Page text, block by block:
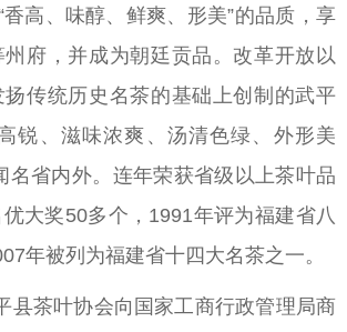
香高、味醇、鲜爽、形美”的品质，享
府，并成为朝廷贡品。改革开放以
传统历史名茶的基础上创制的武平
锐、滋味浓爽、汤清色绿、外形美
名省内外。连年荣获省级以上茶叶品
大奖50多个，1991年评为福建省八
年被列为福建省十四大名茶之一。
茶叶协会向国家工商行政管理局商